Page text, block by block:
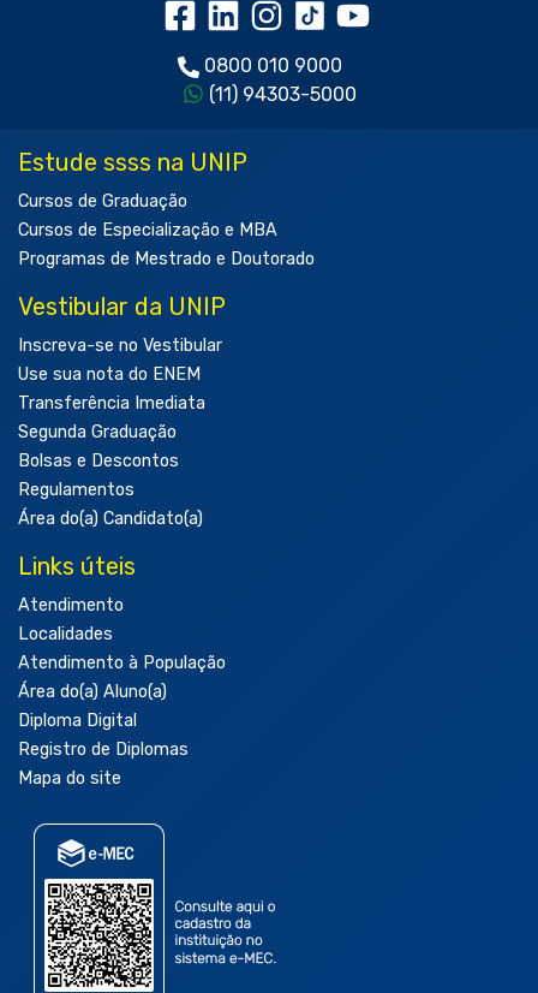
0800 010 9000
(11) 94303-5000
Estude ssss na UNIP
Cursos de Graduação
Cursos de Especialização e MBA
Programas de Mestrado e Doutorado
Vestibular da UNIP
Inscreva-se no Vestibular
Use sua nota do ENEM
Transferência Imediata
Segunda Graduação
Bolsas e Descontos
Regulamentos
Área do(a) Candidato(a)
Links úteis
Atendimento
Localidades
Atendimento à População
Área do(a) Aluno(a)
Diploma Digital
Registro de Diplomas
Mapa do site